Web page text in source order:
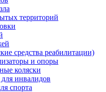
территорий
средства реабилитации)
и опоры
коляски
инвалидов
спорта